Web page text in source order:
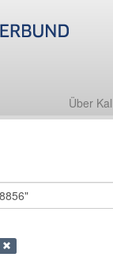
Über